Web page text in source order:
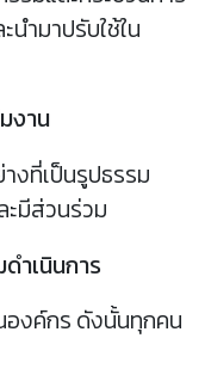
ำมาปรับใช้ใน
งาน
งที่เป็นรูปธรรม
ะมีส่วนร่วม
ำเนินการ
องค์กร ดังนั้นทุกคน